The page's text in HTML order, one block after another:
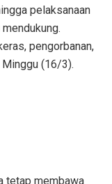
pelaksanaan
pengorbanan,
Minggu (16/3).
tetap membawa